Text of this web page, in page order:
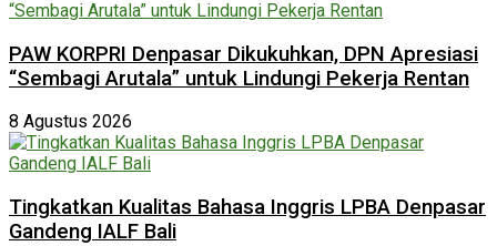
PAW KORPRI Denpasar Dikukuhkan, DPN Apresiasi
“Sembagi Arutala” untuk Lindungi Pekerja Rentan
8 Agustus 2026
Tingkatkan Kualitas Bahasa Inggris LPBA Denpasar
Gandeng IALF Bali